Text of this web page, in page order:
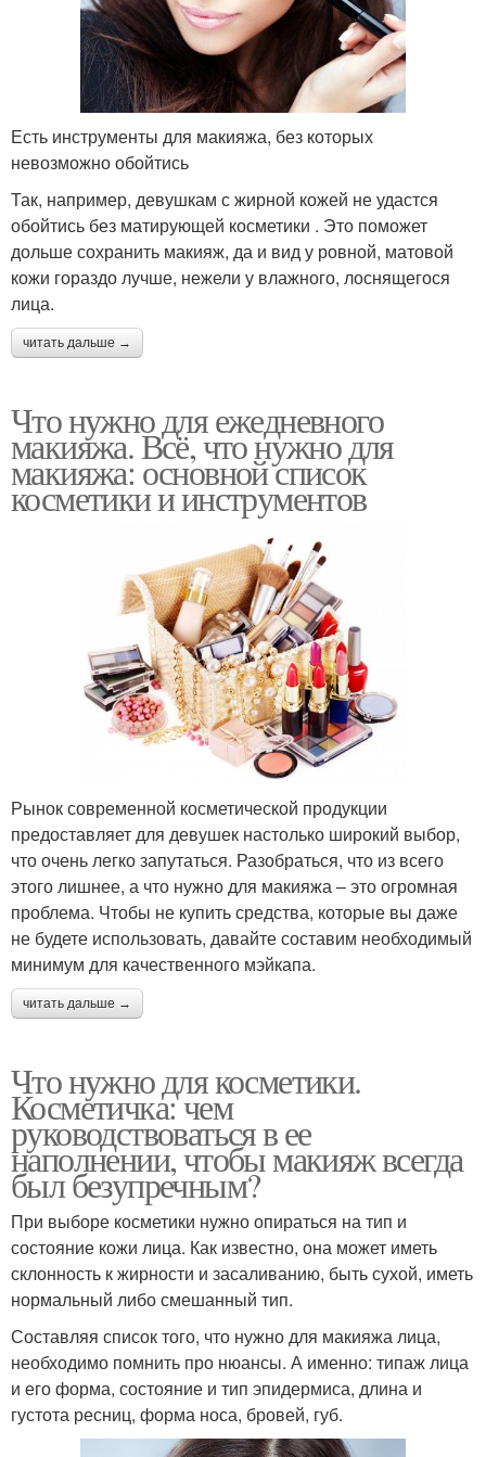
Есть инструменты для макияжа, без которых
невозможно обойтись
Так, например, девушкам с жирной кожей не удастся
обойтись без матирующей косметики . Это поможет
дольше сохранить макияж, да и вид у ровной, матовой
кожи гораздо лучше, нежели у влажного, лоснящегося
лица.
читать дальше →
Что нужно для ежедневного
макияжа. Всё, что нужно для
макияжа: основной список
косметики и инструментов
Рынок современной косметической продукции
предоставляет для девушек настолько широкий выбор,
что очень легко запутаться. Разобраться, что из всего
этого лишнее, а что нужно для макияжа – это огромная
проблема. Чтобы не купить средства, которые вы даже
не будете использовать, давайте составим необходимый
минимум для качественного мэйкапа.
читать дальше →
Что нужно для косметики.
Косметичка: чем
руководствоваться в ее
наполнении, чтобы макияж всегда
был безупречным?
При выборе косметики нужно опираться на тип и
состояние кожи лица. Как известно, она может иметь
склонность к жирности и засаливанию, быть сухой, иметь
нормальный либо смешанный тип.
Составляя список того, что нужно для макияжа лица,
необходимо помнить про нюансы. А именно: типаж лица
и его форма, состояние и тип эпидермиса, длина и
густота ресниц, форма носа, бровей, губ.